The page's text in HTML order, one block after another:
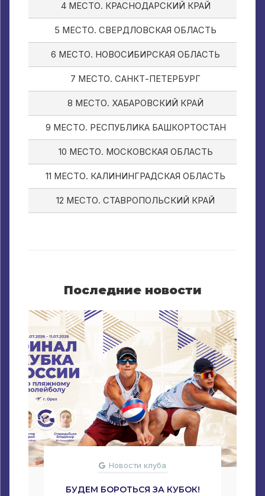
4 МЕСТО. КРАСНОДАРСКИЙ КРАЙ
5 МЕСТО. СВЕРДЛОВСКАЯ ОБЛАСТЬ
6 МЕСТО. НОВОСИБИРСКАЯ ОБЛАСТЬ
7 МЕСТО. САНКТ-ПЕТЕРБУРГ
8 МЕСТО. ХАБАРОВСКИЙ КРАЙ
9 МЕСТО. РЕСПУБЛИКА БАШКОРТОСТАН
10 МЕСТО. МОСКОВСКАЯ ОБЛАСТЬ
11 МЕСТО. КАЛИНИНГРАДСКАЯ ОБЛАСТЬ
12 МЕСТО. СТАВРОПОЛЬСКИЙ КРАЙ
Последние новости
Новости клуба
БУДЕМ БОРОТЬСЯ ЗА КУБОК!